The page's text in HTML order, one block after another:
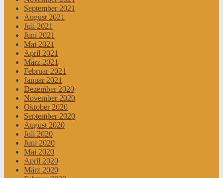
September 2021
August 2021
Juli 2021
Juni 2021
Mai 2021
April 2021
März 2021
Februar 2021
Januar 2021
Dezember 2020
November 2020
Oktober 2020
September 2020
August 2020
Juli 2020
Juni 2020
Mai 2020
April 2020
März 2020